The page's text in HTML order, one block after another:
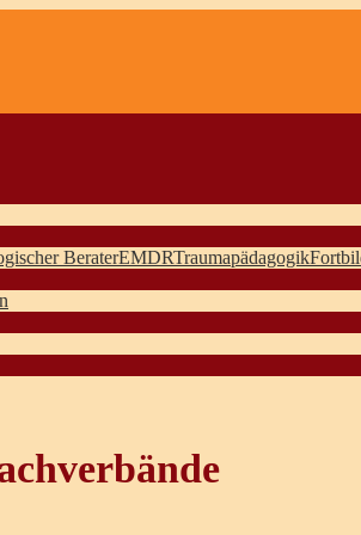
BeraterEMDRTraumapädagogik